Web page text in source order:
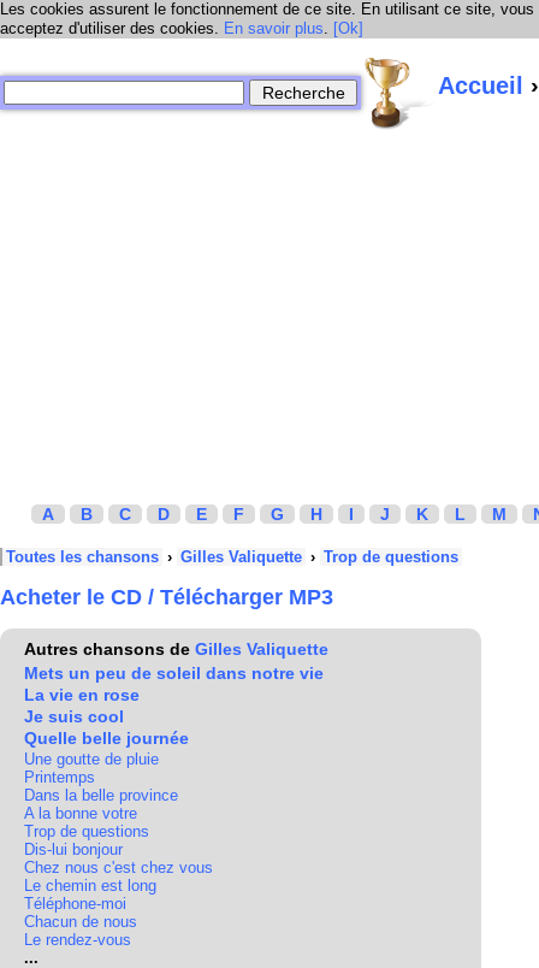
Les cookies assurent le fonctionnement de ce site. En utilisant ce site, vous
acceptez d'utiliser des cookies. En savoir plus. [Ok]
Accueil
A B C D E F G H I J K L M
Toutes les chansons › Gilles Valiquette › Trop de questions
Acheter le CD / Télécharger MP3
Autres chansons de Gilles Valiquette
Mets un peu de soleil dans notre vie
La vie en rose
Je suis cool
Quelle belle journée
Une goutte de pluie
Printemps
Dans la belle province
A la bonne votre
Trop de questions
Dis-lui bonjour
Chez nous c'est chez vous
Le chemin est long
Téléphone-moi
Chacun de nous
Le rendez-vous
...